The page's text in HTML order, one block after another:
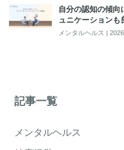
自分の認知の傾向
ュニケーションも
メンタルヘルス |
記事一覧
メンタルヘルス